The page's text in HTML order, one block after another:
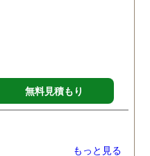
無料見積もり
もっと見る